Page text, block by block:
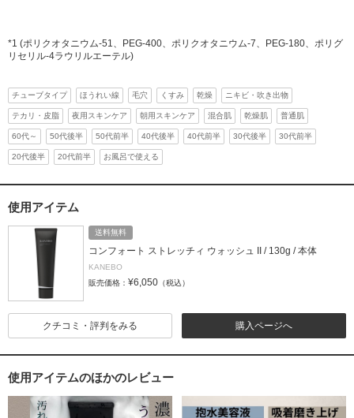
*1 (ポリクオタニウム-51、PEG-400、ポリクオタニウム-7、PEG-180、ポリグ
リセリル-4ラウリルエーテル)
チューブタイプ ほうれい線 毛穴 くすみ 乾燥 ニキビ・吹き出物
テカリ・皮脂 夜用スキンケア 朝用スキンケア 混合肌 乾燥肌 普通肌
60代～ 50代後半 50代前半 40代後半 40代前半 30代後半 30代前半
20代後半 20代前半 お風呂で使える
使用アイテム
送料無料
コンフォート ストレッチィ ウォッシュ II / 130g / 本体
KANEBO
販売価格： ¥6,050 （税込）
購入ページへ
クチコミ・評判をみる
使用アイテムのほかのレビュー